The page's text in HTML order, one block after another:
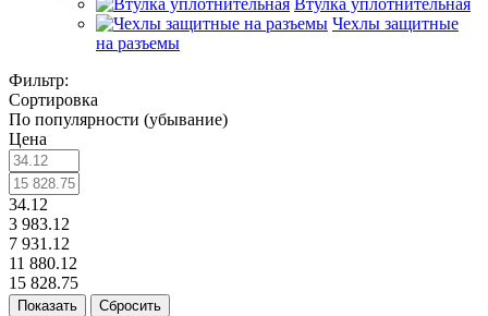
Втулка уплотнительная
Чехлы защитные
на разъемы
Фильтр:
Сортировка
По популярности (убывание)
Цена
34.12
3 983.12
7 931.12
11 880.12
15 828.75
Показать Сбросить